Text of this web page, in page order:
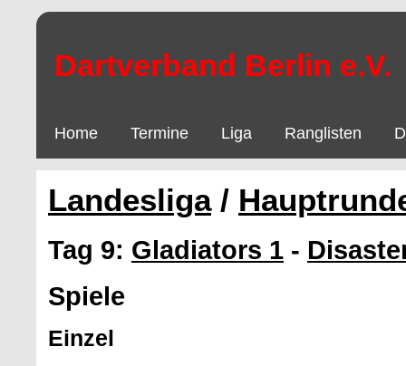
Dartverband Berlin e.V.
Home Termine Liga Ranglisten
Landesliga/
Tag 9: Gladiators 1 -
Spiele
Einzel